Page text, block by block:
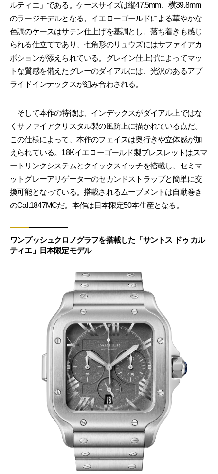
ルティエ」である。ケースサイズは縦47.5mm、横39.8mm
のラージモデルとなる。イエローゴールドによる華やかな
色調のケースはサテン仕上げを基調とし、落ち着きも感じ
られる仕立てであり、七角形のリュウズにはサファイアカ
ボションが添えられている。グレイン仕上げによってマッ
トな質感を備えたグレーのダイアルには、光沢のあるアプ
ライドインデックスが組み合わされる。
そして本作の特徴は、インデックスがダイアル上ではな
くサファイアクリスタル製の風防上に描かれている点だ。
この仕様によって、本作のフェイスは奥行きや立体感が加
えられている。18Kイエローゴールド製ブレスレットはスマ
ートリンクシステムとクイックスイッチを搭載し、セミマ
ットグレーアリゲーターのセカンドストラップと簡単に交
換可能となっている。搭載されるムーブメントは自動巻き
のCal.1847MCだ。本作は日本限定50本生産となる。
ワンプッシュクロノグラフを搭載した「サントス ドゥ カル
ティエ」日本限定モデル